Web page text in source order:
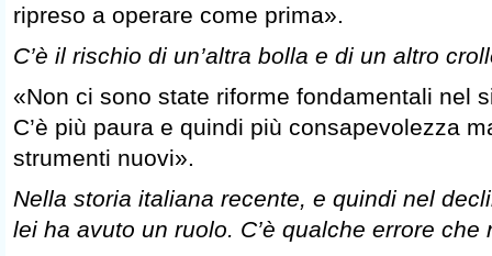
ripreso a operare come prima».
C’è il rischio di un’altra bolla e di un altro
«Non ci sono state riforme fondamentali nel
C’è più paura e quindi più consapevolezza
strumenti nuovi».
Nella storia italiana recente, e quindi nel
lei ha avuto un ruolo. C’è qualche errore che